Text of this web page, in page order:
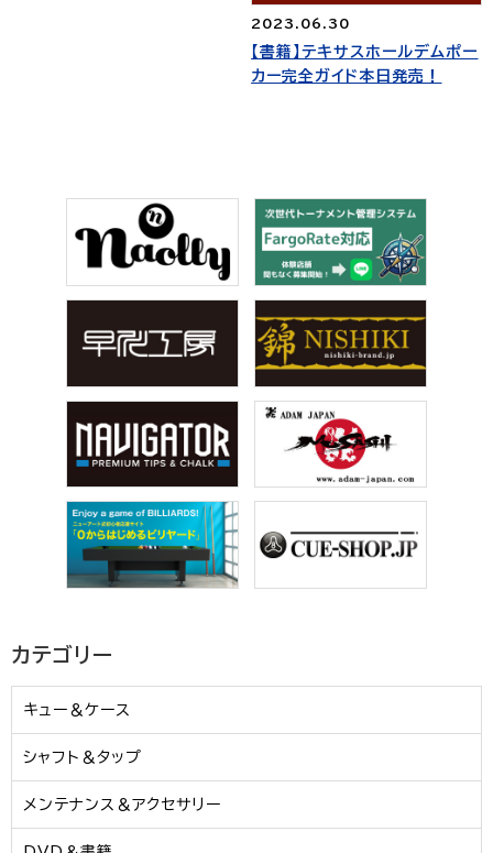
2023.06.30
【書籍】テキサスホールデムポー
カー完全ガイド本日発売！
カテゴリー
キュー＆ケース
シャフト＆タップ
メンテナンス＆アクセサリー